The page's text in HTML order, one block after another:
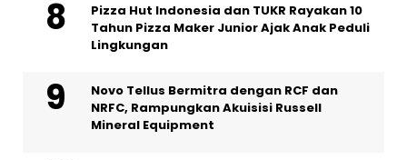
Pizza Hut Indonesia dan TUKR Rayakan 10
Tahun Pizza Maker Junior Ajak Anak Peduli
Lingkungan
Novo Tellus Bermitra dengan RCF dan
NRFC, Rampungkan Akuisisi Russell
Mineral Equipment